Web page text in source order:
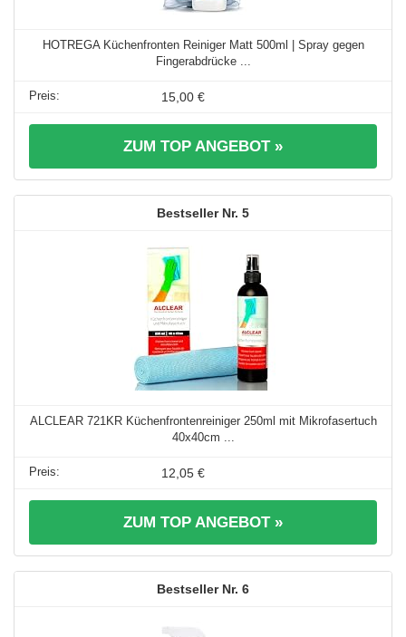
HOTREGA Küchenfronten Reiniger Matt 500ml | Spray gegen
Fingerabdrücke ...
15,00 €
ZUM TOP ANGEBOT »
5
ALCLEAR 721KR Küchenfrontenreiniger 250ml mit Mikrofasertuch
40x40cm ...
12,05 €
ZUM TOP ANGEBOT »
6